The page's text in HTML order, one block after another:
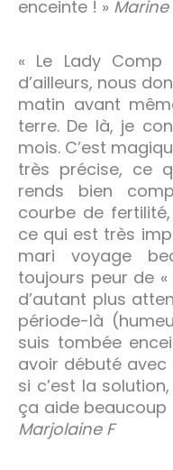
enceinte ! » Marine
« Le Lady
d’ailleurs, nous
matin avant
terre. De là, je
mois. C’est
très précise, ce
rends bien
courbe de
ce qui est très
mari voyage
toujours peur de
d’autant plus
période-là
suis tombée
avoir débuté avec
si c’est la
ça aide beaucoup
Marjolaine F